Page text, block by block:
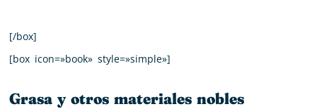
[/box]
[box icon=»book» style=»simple»]
Grasa y otros materiales nobles